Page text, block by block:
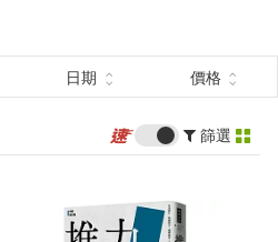
(5)
日期 價格
篩選